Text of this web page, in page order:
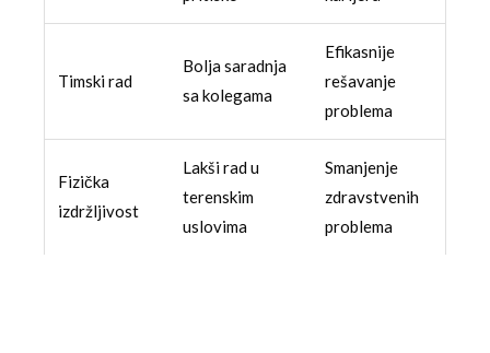
Timski rad
Bolja saradnja
sa kolegama
Efikasnije
rešavanje
problema
Fizička
izdržljivost
Lakši rad u
terenskim
uslovima
Smanjenje
zdravstvenih
problema